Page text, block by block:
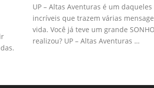
UP – Altas Aventuras é um
incríveis que trazem várias
vida. Você já teve um grande
realizou? UP – Altas Aventuras …